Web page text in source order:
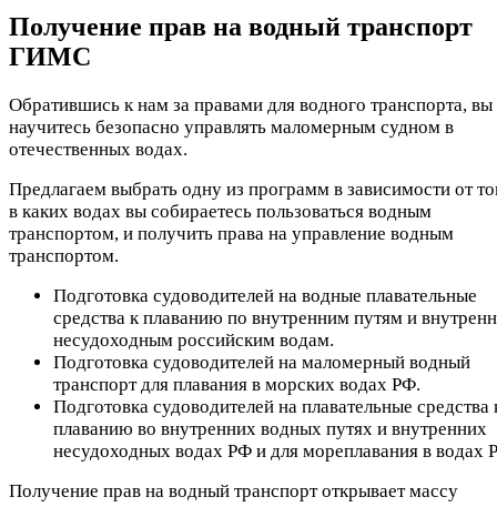
Получение прав на водный транспорт
ГИМС
Обратившись к нам за правами для водного транспорта, вы
научитесь безопасно управлять маломерным судном в
отечественных водах.
Предлагаем выбрать одну из программ в зависимости от
в каких водах вы собираетесь пользоваться водным
транспортом, и получить права на управление водным
транспортом.
Подготовка судоводителей на водные плавательные
средства к плаванию по внутренним путям и
несудоходным российским водам.
Подготовка судоводителей на маломерный водный
транспорт для плавания в морских водах РФ.
Подготовка судоводителей на плавательные средства
плаванию во внутренних водных путях и внутренних
несудоходных водах РФ и для мореплавания в водах
Получение прав на водный транспорт открывает массу